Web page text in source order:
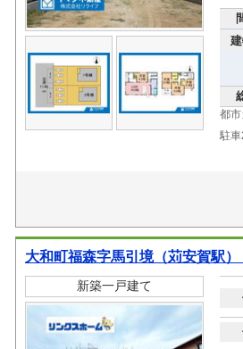
都市
駐
大和町福森字馬引境（苅安賀駅）
新築一戸建て